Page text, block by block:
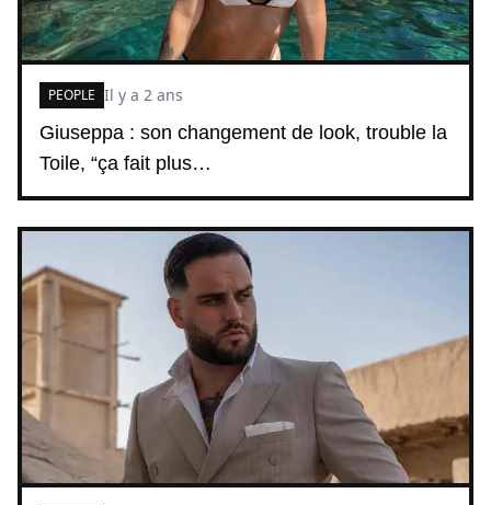
Giuseppa : son changement de look, trouble la
Toile, “ça fait plus…
PEOPLE Il y a 2 ans